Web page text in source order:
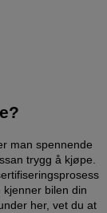
man spennende
trygg å kjøpe.
bilen din
her, vet du at